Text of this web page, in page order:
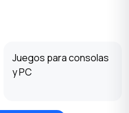
Juegos para consolas
y PC